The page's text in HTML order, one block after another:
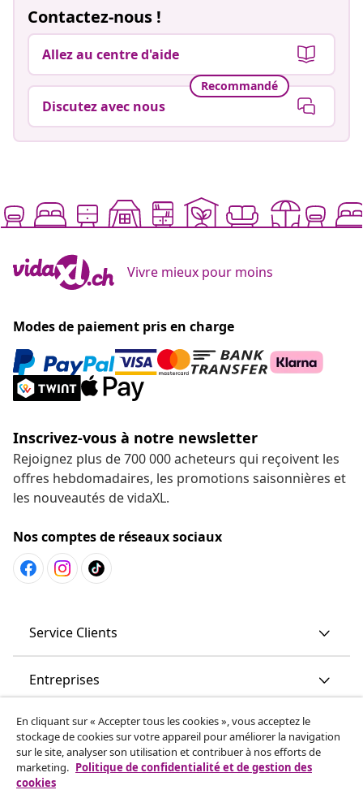
Contactez-nous !
Allez au centre d'aide
Recommandé
Discutez avec nous
Vivre mieux pour moins
Modes de paiement pris en charge
Inscrivez-vous à notre newsletter
Rejoignez plus de 700 000 acheteurs qui reçoivent les
offres hebdomadaires, les promotions saisonnières et
les nouveautés de vidaXL.
Nos comptes de réseaux sociaux
Service Clients
Entreprises
vidaXL
More content links
En cliquant sur « Accepter tous les cookies », vous acceptez le
stockage de cookies sur votre appareil pour améliorer la navigation
sur le site, analyser son utilisation et contribuer à nos efforts de
marketing. Politique de confidentialité et de gestion des
cookies